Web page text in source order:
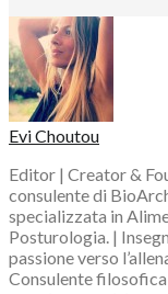
Evi Choutou
Editor | Creator &
consulente di
specializzata in
Posturologia. |
passione verso
Consulente